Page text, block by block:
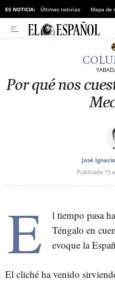
ES NOTICIA: Últimas noticias Mapa de
Por qué nos
José
Publicada 15
E
l tiempo pasa
Téngalo en
evoque la
El cliché ha venido